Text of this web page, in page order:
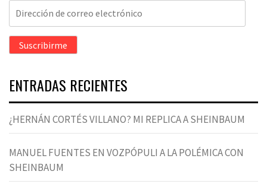
Dirección
correo
electrónico
Suscribirme
ENTRADAS RECIENTES
¿HERNÁN CORTÉS VILLANO? MI REPLICA A SHEINBAUM
MANUEL FUENTES EN VOZPÓPULI A LA POLÉMICA CON
SHEINBAUM